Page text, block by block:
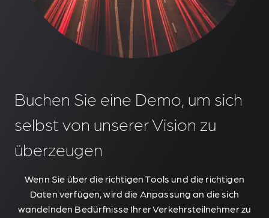
Buchen Sie eine Demo, um sich
selbst von unserer Vision zu
überzeugen
Wenn Sie über die richtigen Tools und die richtigen
Daten verfügen, wird die Anpassung an die sich
wandelnden Bedürfnisse Ihrer Verkehrsteilnehmer zu